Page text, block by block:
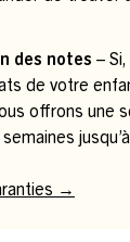
des notes –
de votre
offrons une
jusqu’à
→